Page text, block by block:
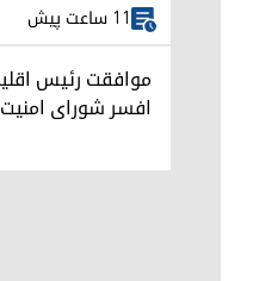
11 ساعت پیش
افسر شورای امنیت